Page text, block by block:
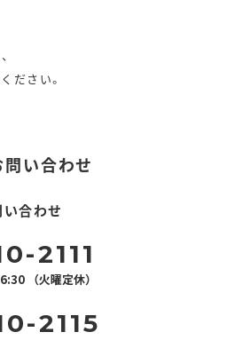
ださい。
い合わせ
い合わせ
2111
（火曜定休）
2115